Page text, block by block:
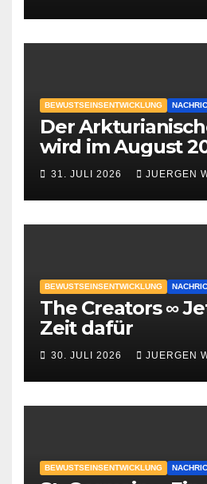
BEWUSTSEINSENTWICKLUNG
Der
wird im August
geschehen?
31. JULI 2026 JUERGEN
BEWUSTSEINSENTWICKLUNG
The Creators ∞
Zeit dafür
30. JULI 2026 JUERGEN
BEWUSTSEINSENTWICKLUNG